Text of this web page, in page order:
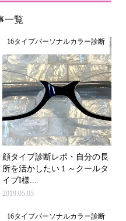
一覧
16タイプパーソナルカラー診断
顔タイプ診断レポ・自分の長
所を活かしたい１～クールタ
イプI様...
2019.05.05
16タイプパーソナルカラー診断